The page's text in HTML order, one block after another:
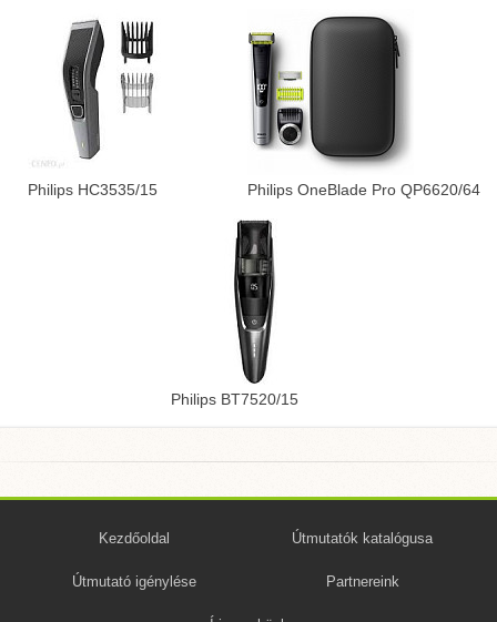
Philips HC3535/15 Philips OneBlade Pro QP6620/64
Philips BT7520/15
Kezdőoldal Útmutatók katalógusa
Útmutató igénylése Partnereink